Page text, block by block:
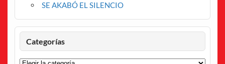
SE AKABÓ EL SILENCIO
Categorías
Categorías